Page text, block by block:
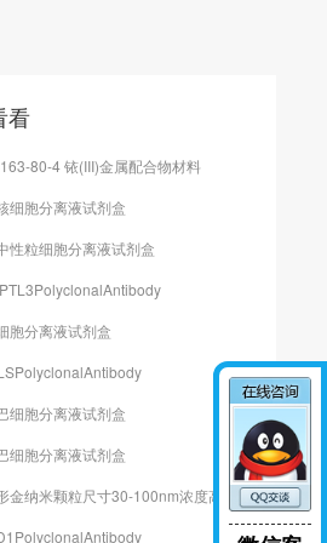
看
80-4 铱(III)金属配合物材料
细胞分离液试剂盒
性粒细胞分离液试剂盒
胞分离液试剂盒
细胞分离液试剂盒
细胞分离液试剂盒
金纳米颗粒尺寸30-100nm浓度高